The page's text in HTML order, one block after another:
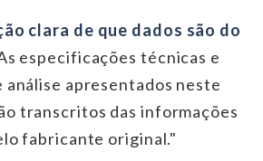
clara de que dados são do
especificações técnicas e
análise apresentados neste
transcritos das informações
fabricante original."